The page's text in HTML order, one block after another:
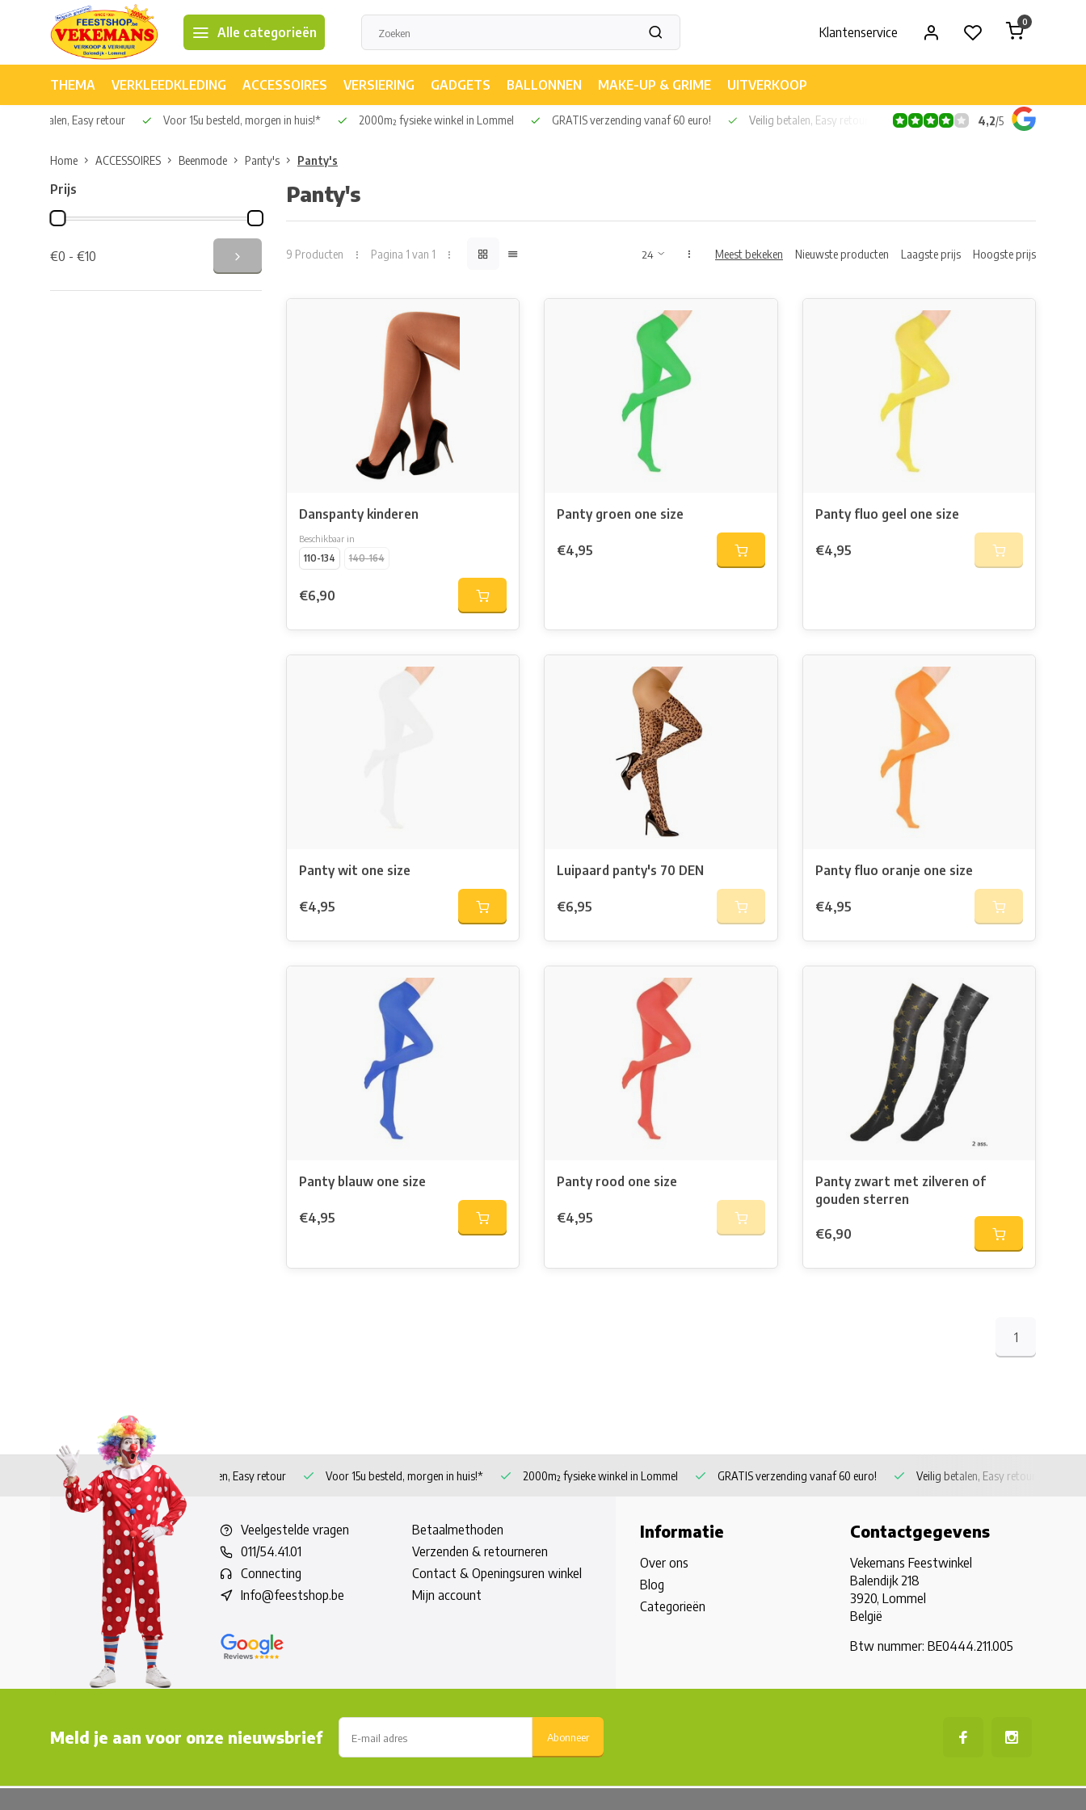
Alle categorieën Klantenservice
0
THEMA VERKLEEDKLEDING ACCESSOIRES VERSIERING GADGETS BALLONNEN MAKE-UP & GRIME UITVERKOOP
Veilig betalen, Easy retour Voor 15u besteld, morgen in huis!* 2000m² fysieke winkel in Lommel GRATIS verzending vanaf 60 euro! Veilig betalen, Easy retour 4,2/5
Home ACCESSOIRES Beenmode Panty's Panty's
Prijs
€0 - €10
Panty's
9 Producten Pagina 1 van 1 Meest bekeken Nieuwste producten Laagste prijs Hoogste prijs
Danspanty kinderen
Beschikbaar in
110-134
140-164
€6,90
Panty groen one size
€4,95
Panty fluo geel one size
€4,95
Panty wit one size
€4,95
Luipaard panty's 70 DEN
€6,95
Panty fluo oranje one size
€4,95
Panty blauw one size
€4,95
Panty rood one size
€4,95
Panty zwart met zilveren of
gouden sterren
€6,90
1
verzending vanaf 60 euro! Veilig betalen, Easy retour Voor 15u besteld, morgen in huis!* 2000m² fysieke winkel in Lommel GRATIS verzending vanaf 60 euro! Veilig betalen, Easy retour
Veelgestelde vragen
011/54.41.01
Connecting
Info@feestshop.be
Betaalmethoden
Verzenden & retourneren
Contact & Openingsuren winkel
Mijn account
Informatie
Over ons
Blog
Categorieën
Contactgegevens
Vekemans Feestwinkel
Balendijk 218
3920, Lommel
België
Btw nummer: BE0444.211.005
Meld je aan voor onze nieuwsbrief Abonneer